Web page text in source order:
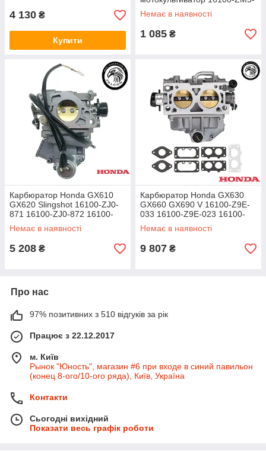
4 130 ₴
Купити
803
Немає в наявності
1 085 ₴
Карбюратор Honda GX610
GX620 Slingshot 16100-ZJ0-
871 16100-ZJ0-872 16100-
ZJ1-872 16100-ZJ1-892
2V77F 2V78F
Немає в наявності
5 208 ₴
Карбюратор Honda GX630
GX660 GX690 V 16100-Z9E-
033 16100-Z9E-023 16100-
Z9E-003
Немає в наявності
9 807 ₴
Про нас
97% позитивних з 510 відгуків за рік
Працює з 22.12.2017
м. Київ
Рынок "Юность", магазин #6 при входе в синий павильон
(конец 8-ого/10-ого ряда), Київ, Україна
Контакти
Сьогодні вихідний
Показати весь графік роботи